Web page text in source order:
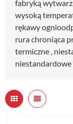
fabryką
wysoką
rękawy
rura chroniąca
termiczne ,
niestandardowe